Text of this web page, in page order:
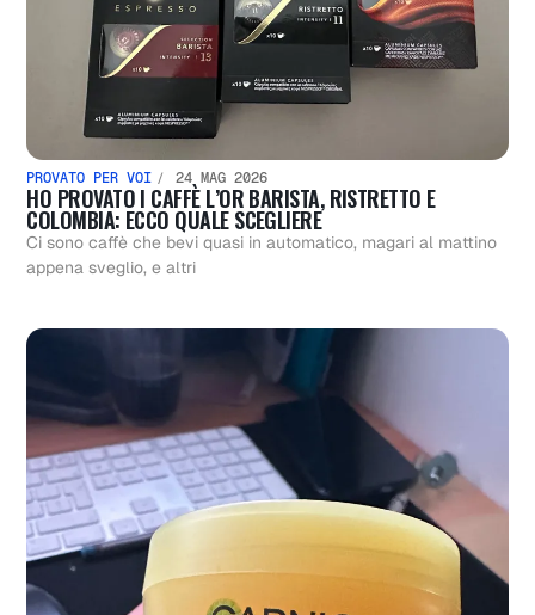
PROVATO PER VOI 24 MAG 2026
HO PROVATO I CAFFÈ L’OR BARISTA, RISTRETTO E
COLOMBIA: ECCO QUALE SCEGLIERE
Ci sono caffè che bevi quasi in automatico, magari al mattino
appena sveglio, e altri